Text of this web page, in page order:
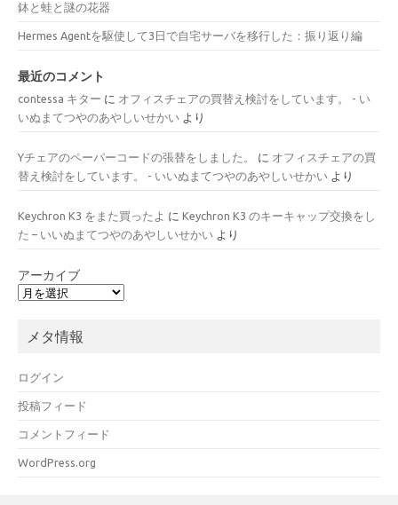
鉢と蛙と謎の花器
Hermes Agentを駆使して3日で自宅サーバを移行した：振り返り編
最近のコメント
contessa キター に オフィスチェアの買替え検討をしています。 - い
いぬまてつやのあやしいせかい より
Yチェアのペーパーコードの張替をしました。 に オフィスチェアの買
替え検討をしています。 - いいぬまてつやのあやしいせかい より
Keychron K3 をまた買ったよ に Keychron K3 のキーキャップ交換をし
た – いいぬまてつやのあやしいせかい より
アーカイブ
メタ情報
ログイン
投稿フィード
コメントフィード
WordPress.org